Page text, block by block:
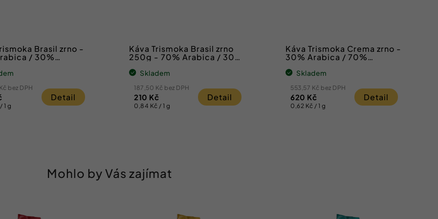
Brasil zrno -
/ 30%
bez DPH
1 g
Detail
Káva Trismoka Brasil zrno
250g - 70% Arabica / 30%
Skladem
187,50 Kč bez DPH
210 Kč
Měrná
0,84 Kč / 1 g
Detail
Káva Trismoka Crema zrno -
30% Arabica / 70%
Skladem
553,57 Kč bez DPH
620 Kč
Měrná
0,62 Kč / 1 g
Detail
Mohlo by Vás zajímat